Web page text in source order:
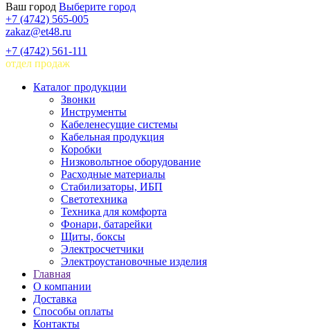
Ваш город Выберите город
+7 (4742) 565-005
zakaz@et48.ru
+7 (4742) 561-111
отдел продаж
Каталог продукции
Звонки
Инструменты
Кабеленесущие системы
Кабельная продукция
Коробки
Низковольтное оборудование
Расходные материалы
Стабилизаторы, ИБП
Светотехника
Техника для комфорта
Фонари, батарейки
Щиты, боксы
Электросчетчики
Электроустановочные изделия
Главная
О компании
Доставка
Способы оплаты
Контакты